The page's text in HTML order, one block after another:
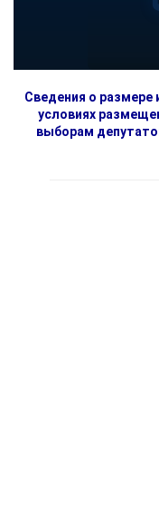
Сведения о размере
условиях
выборам